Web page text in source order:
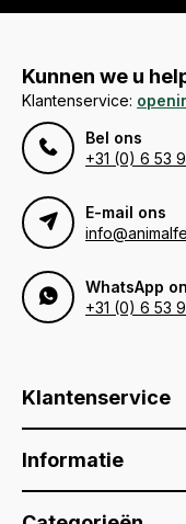
Kunnen we u
Klantenservice:
Bel ons
+31 (0) 6 53
E-mail ons
WhatsApp
+31 (0) 6 53
Klantenservice
Informatie